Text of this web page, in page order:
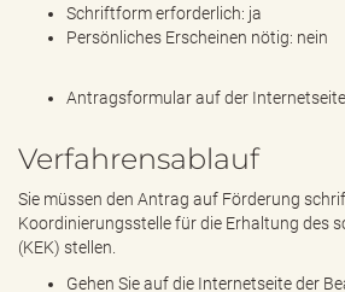
Schriftform erforderlich: ja
Persönliches Erscheinen nötig: nein
Antragsformular auf der
Verfahrensablauf
Sie müssen den Antrag auf Förderung
Koordinierungsstelle für die Erhaltung des
(KEK) stellen.
Gehen Sie auf die Internetseite der